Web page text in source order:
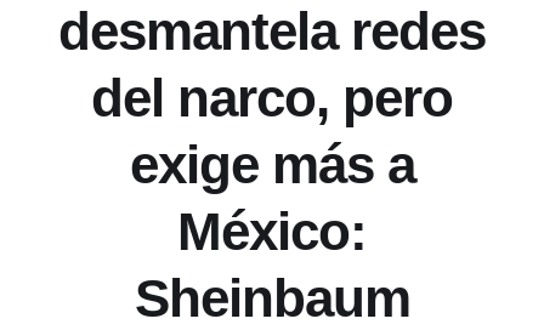
desmantela redes
del narco, pero
exige más a
México:
Sheinbaum